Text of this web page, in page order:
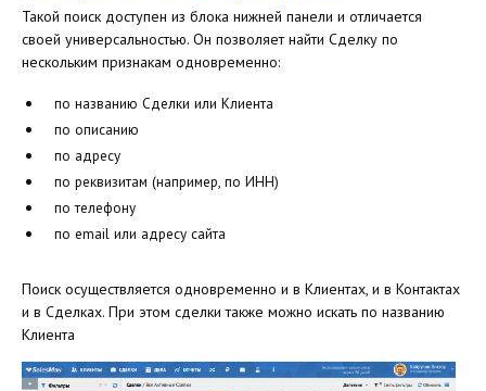
Такой поиск доступен из блока нижней панели и отличается
своей универсальностью. Он позволяет найти Сделку по
нескольким признакам одновременно:
по названию Сделки или Клиента
по описанию
по адресу
по реквизитам (например, по ИНН)
по телефону
по email или адресу сайта
Поиск осуществляется одновременно и в Клиентах, и в Контактах
и в Сделках. При этом сделки также можно искать по названию
Клиента